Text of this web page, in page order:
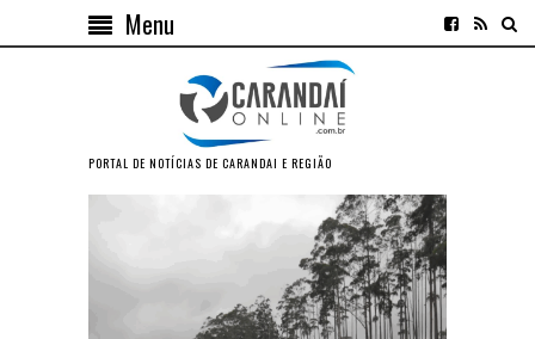
Menu
PORTAL DE NOTÍCIAS DE CARANDAI E REGIÃO